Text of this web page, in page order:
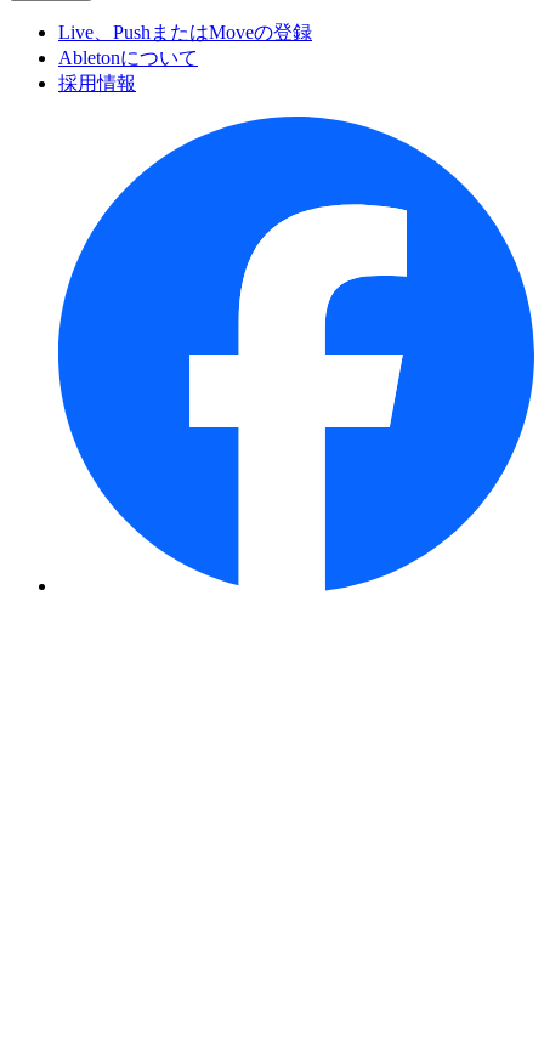
Live、PushまたはMoveの登録
Abletonについて
採用情報